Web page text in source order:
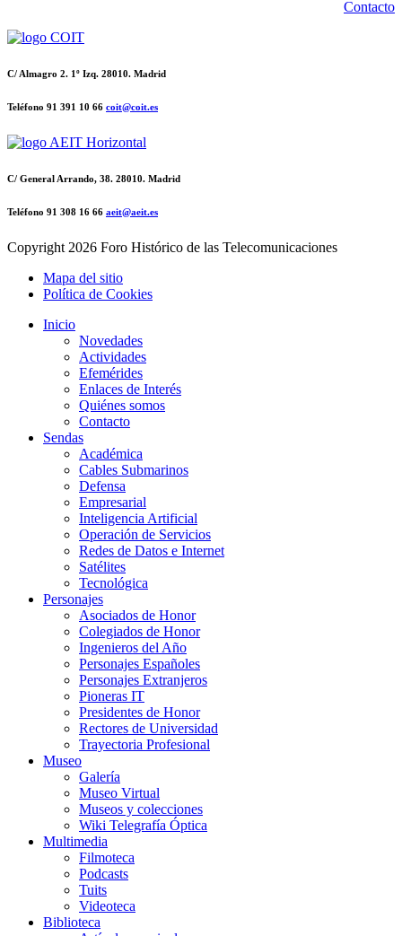
Contacto
C/ Almagro 2. 1º Izq. 28010. Madrid
Teléfono 91 391 10 66 coit@coit.es
C/ General Arrando, 38. 28010. Madrid
Teléfono 91 308 16 66 aeit@aeit.es
Copyright 2026 Foro Histórico de las Telecomunicaciones
Mapa del sitio
Política de Cookies
Inicio
Novedades
Actividades
Efemérides
Enlaces de Interés
Quiénes somos
Contacto
Sendas
Académica
Cables Submarinos
Defensa
Empresarial
Inteligencia Artificial
Operación de Servicios
Redes de Datos e Internet
Satélites
Tecnológica
Personajes
Asociados de Honor
Colegiados de Honor
Ingenieros del Año
Personajes Españoles
Personajes Extranjeros
Pioneras IT
Presidentes de Honor
Rectores de Universidad
Trayectoria Profesional
Museo
Galería
Museo Virtual
Museos y colecciones
Wiki Telegrafía Óptica
Multimedia
Filmoteca
Podcasts
Tuits
Videoteca
Biblioteca